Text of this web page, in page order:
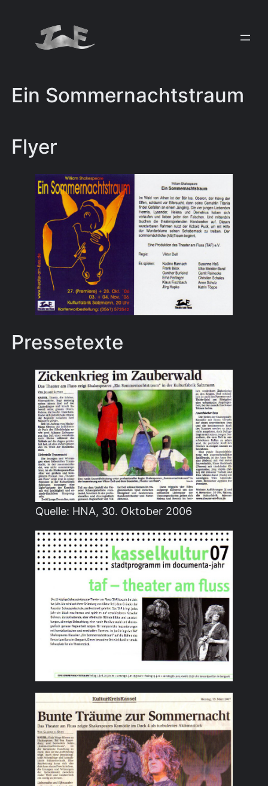
springen
Ein Sommernachtstraum
Flyer
Pressetexte
Quelle: HNA, 30. Oktober 2006